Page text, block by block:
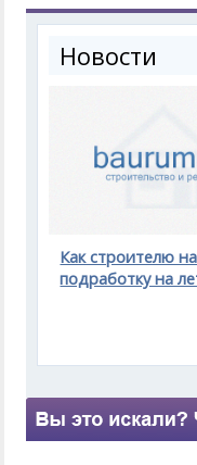
Новости
Как строителю
подработку на